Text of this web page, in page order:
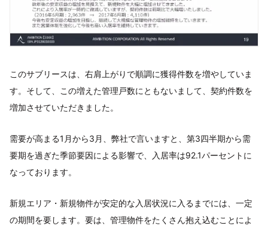
このサブリースは、右肩上がりで順調に獲得件数を増やしていま
す。そして、この増えた管理戸数にともないまして、契約件数を
増加させていただきました。
需要が高まる1月から3月、弊社で言いますと、第3四半期から需
要期を過ぎた季節要因による影響で、入居率は92.1パーセントに
なっております。
新規エリア・新規物件が安定的な入居状況に入るまでには、一定
の期間を要します。要は、管理物件をたくさん抱え込むことによ